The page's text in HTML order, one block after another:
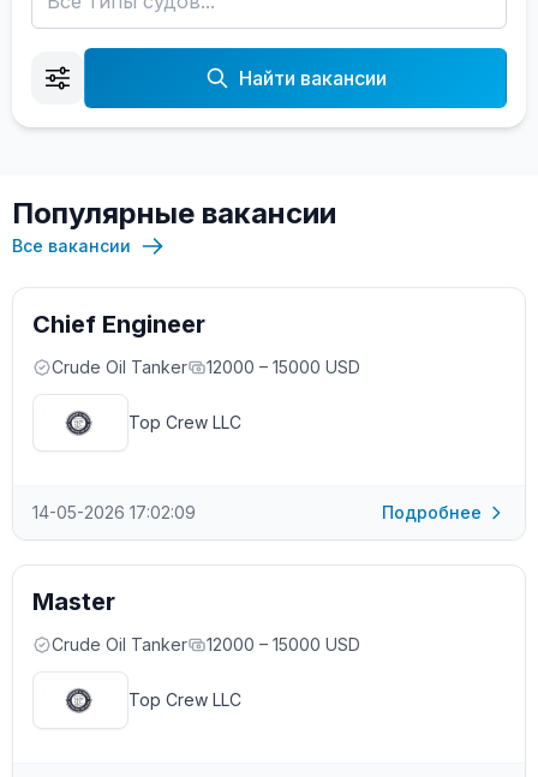
Найти вакансии
Популярные вакансии
Все вакансии
Chief Engineer
Crude Oil Tanker 12000 – 15000 USD
Top Crew LLC
14-05-2026 17:02:09 Подробнее
Master
Crude Oil Tanker 12000 – 15000 USD
Top Crew LLC